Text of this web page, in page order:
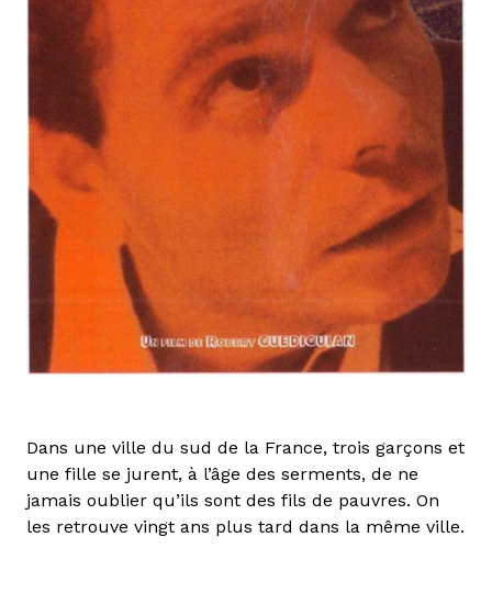
Dans une ville du sud de la France, trois garçons et
une fille se jurent, à l’âge des serments, de ne
jamais oublier qu’ils sont des fils de pauvres. On
les retrouve vingt ans plus tard dans la même ville.